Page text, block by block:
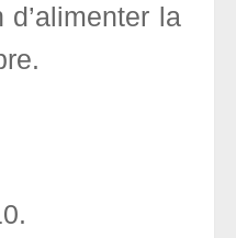
la